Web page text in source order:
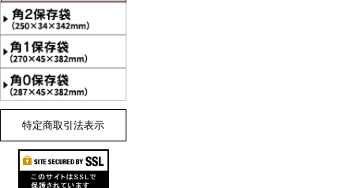
特定商取引法表示